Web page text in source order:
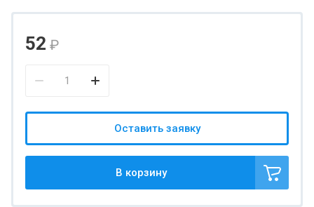
52 ₽
В корзину
Оставить заявку